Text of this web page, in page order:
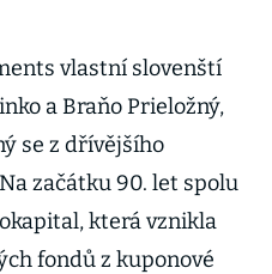
vlastní slovenští
a Braňo Prieložný,
se z dřívějšího
začátku 90. let spolu
která vznikla
fondů z kuponové